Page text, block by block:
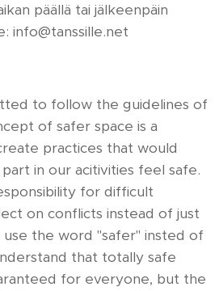
päällä tai jälkeenpäin
info@tanssille.net
to follow the guidelines of
of safer space is a
practices that would
in our acitivities feel safe.
for difficult
on conflicts instead of just
the word "safer" insted of
that totally safe
for everyone, but the